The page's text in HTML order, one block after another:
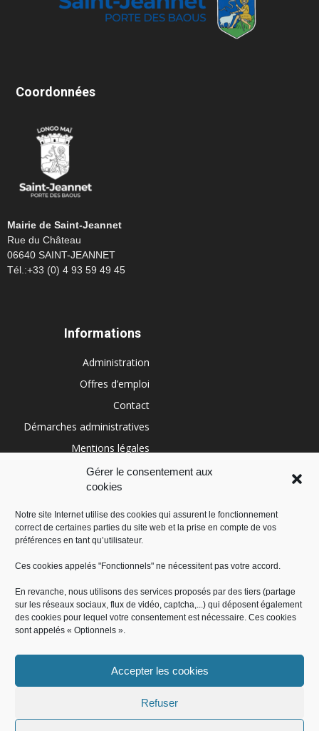
Gérer le consentement aux
cookies
Notre site Internet utilise des cookies qui assurent le fonctionnement
correct de certaines parties du site web et la prise en compte de vos
préférences en tant qu’utilisateur.
Ces cookies appelés "Fonctionnels" ne nécessitent pas votre accord.
En revanche, nous utilisons des services proposés par des tiers (partage
sur les réseaux sociaux, flux de vidéo, captcha,...) qui déposent également
des cookies pour lequel votre consentement est nécessaire. Ces cookies
sont appelés « Optionnels ».
Accepter les cookies
Refuser
Coordonnées
Mairie de Saint-Jeannet
Rue du Château
06640 SAINT-JEANNET
Tél.:+33 (0) 4 93 59 49 45
Informations
Administration
Offres d’emploi
Contact
Démarches administratives
Mentions légales
Conditions générales
Politique de cookies (UE)
RÉGION SUD
Mentions légales